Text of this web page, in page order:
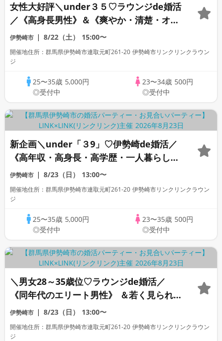
女性大好評＼under３５♡ラウンジde婚活
／《高身長男性》＆《爽やか・清楚・オシ
ャレ》など×一途に想い合いたい方
伊勢崎市 8/22（土） 15:00〜
開催地住所：群馬県伊勢崎市連取元町261-20 伊勢崎市リンクリンクラウン
ジ
25〜35歳 5,000円
◎受付中
23〜34歳 500円
◎受付中
新企画＼under「３9」♡伊勢崎de婚活／
《高年収・高身長・高学歴・一人暮らし
etc》ハイステ＆爽やか・清潔感のある方
伊勢崎市 8/23（日） 13:00〜
開催地住所：群馬県伊勢崎市連取元町261-20 伊勢崎市リンクリンクラウン
ジ
25〜35歳 5,000円
◎受付中
23〜35歳 500円
◎受付中
＼男女28～35歳位♡ラウンジde婚活／
《同年代のエリート男性》 ＆若く見られ
る清潔感のある方
伊勢崎市 8/23（日） 13:00〜
開催地住所：群馬県伊勢崎市連取元町261-20 伊勢崎市リンクリンクラウン
ジ